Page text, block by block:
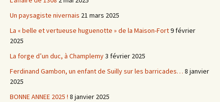
Un paysagiste nivernais 21 mars 2025
La « belle et vertueuse huguenotte » de la Maison-Fort9 février
2025
La forge d’un duc, à Champlemy3 février 2025
Ferdinand Gambon, un enfant de Suilly sur les barricades… 8 janvier
2025
BONNE ANNEE 2025 ! 8 janvier 2025